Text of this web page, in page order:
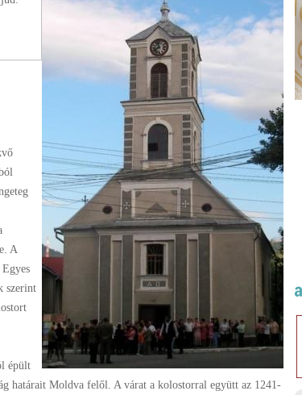
A
szerint
épült
határait Moldva felől. A várat a kolostorral együtt az 1241-